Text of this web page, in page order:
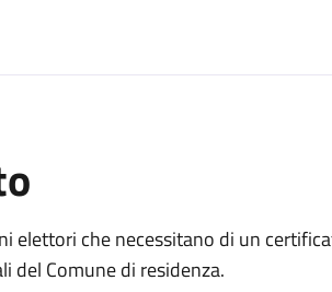
elettori che necessitano di un
del Comune di residenza.